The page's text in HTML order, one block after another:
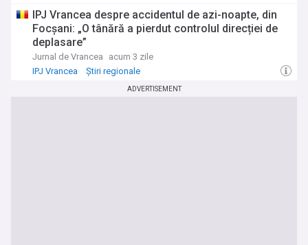
IPJ Vrancea despre accidentul de azi-noapte, din
Focșani: „O tânără a pierdut controlul direcției de
deplasare”
Jurnal de Vrancea
acum 3 zile
IPJ Vrancea
Știri regionale
ADVERTISEMENT